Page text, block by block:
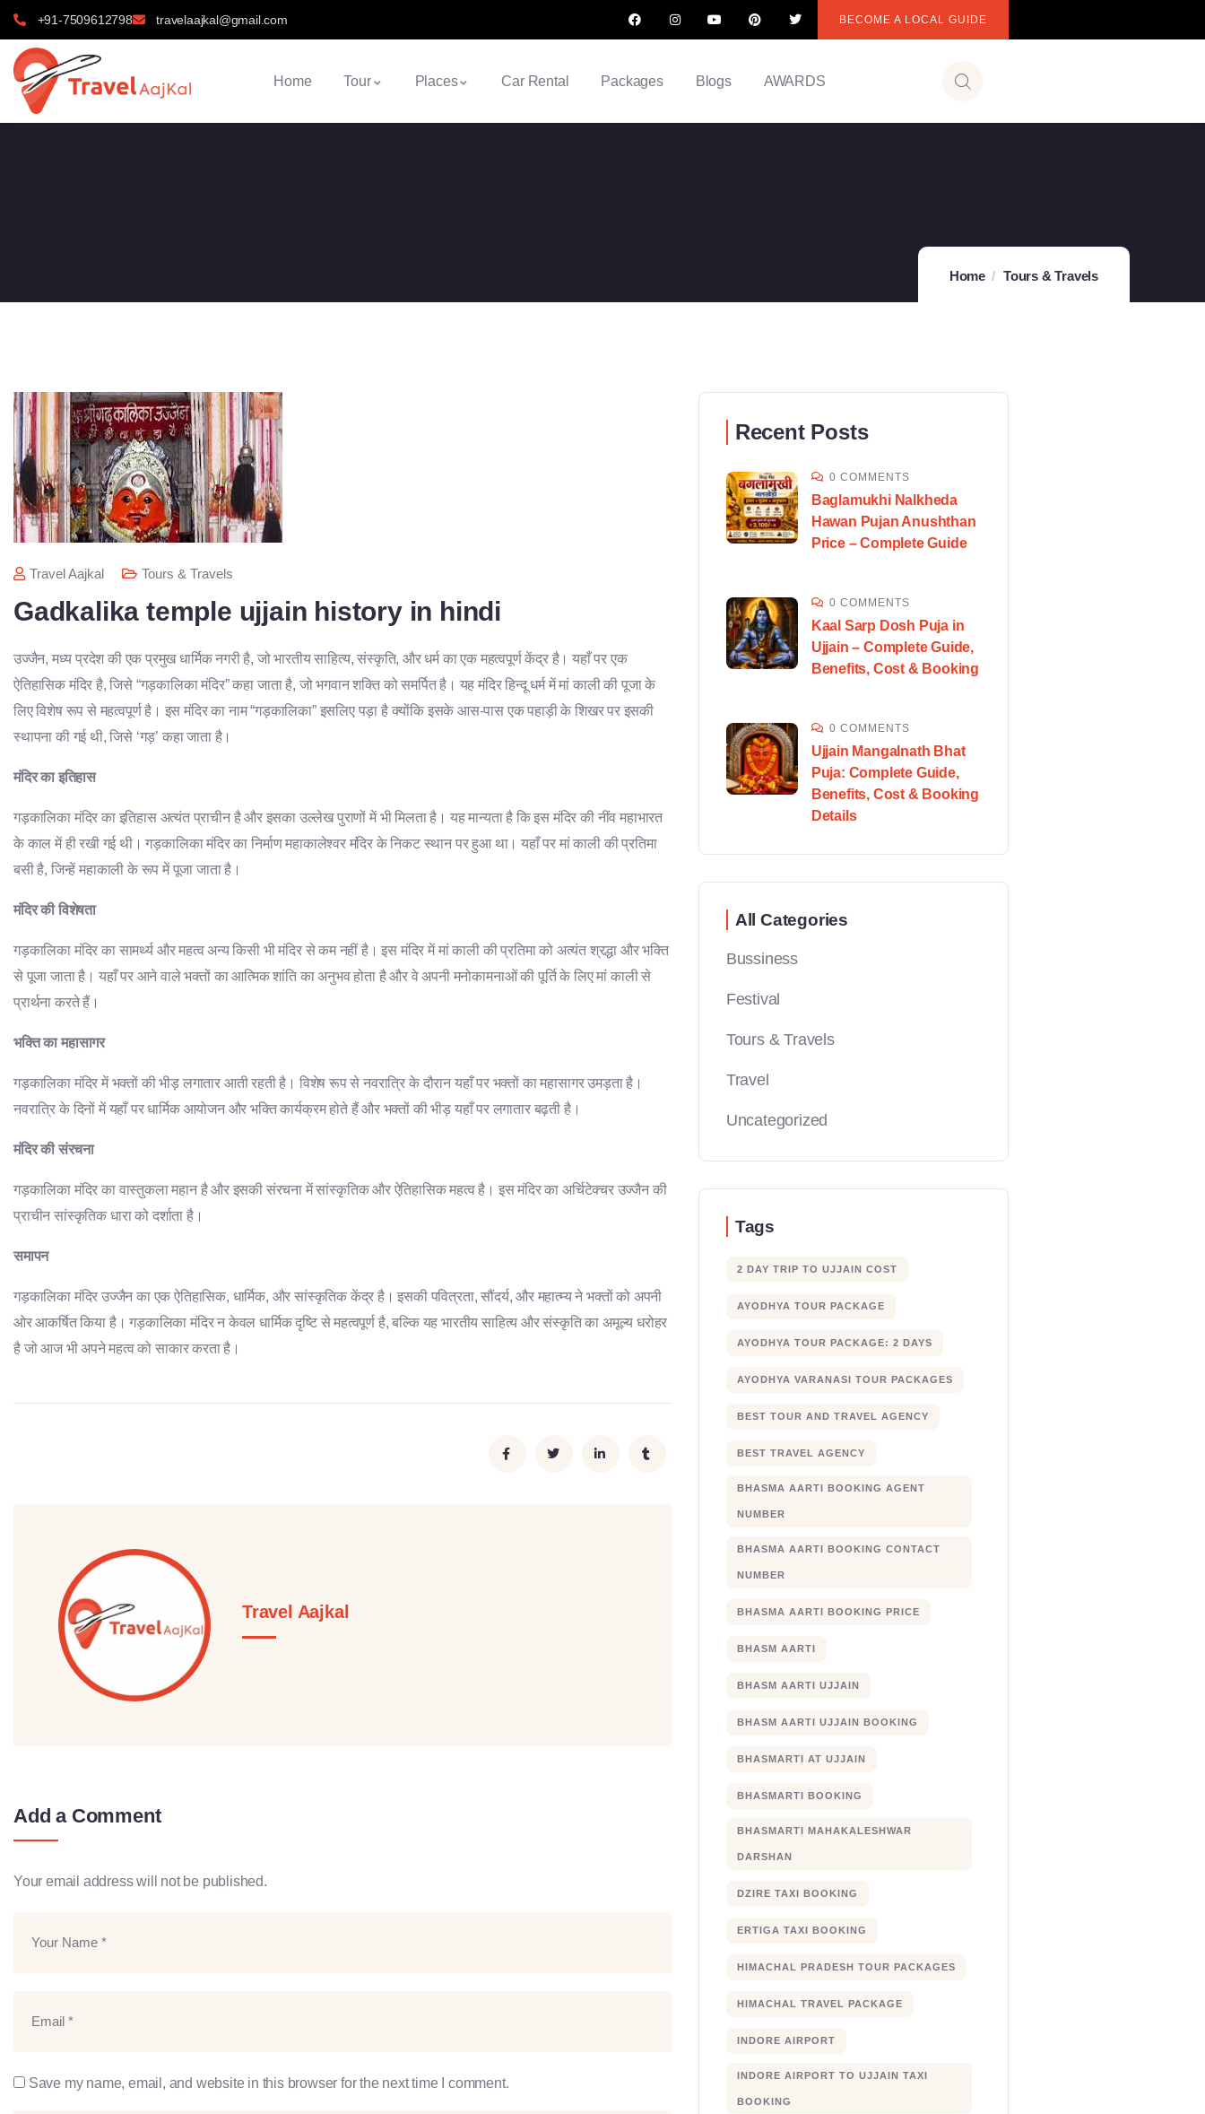
+91-7509612798 travelaajkal@gmail.com BECOME A LOCAL GUIDE
Home Tour Places Car Rental Packages Blogs AWARDS
Home Tours & Travels
Travel Aajkal Tours & Travels
Gadkalika temple ujjain history in hindi
उज्जैन, मध्य प्रदेश की एक प्रमुख धार्मिक नगरी है, जो भारतीय साहित्य, संस्कृति, और धर्म का एक महत्वपूर्ण केंद्र है। यहाँ पर एक
ऐतिहासिक मंदिर है, जिसे “गड़कालिका मंदिर” कहा जाता है, जो भगवान शक्ति को समर्पित है। यह मंदिर हिन्दू धर्म में मां काली की पूजा के
लिए विशेष रूप से महत्वपूर्ण है। इस मंदिर का नाम “गड़कालिका” इसलिए पड़ा है क्योंकि इसके आस-पास एक पहाड़ी के शिखर पर इसकी
स्थापना की गई थी, जिसे ‘गड़’ कहा जाता है।
मंदिर का इतिहास
गड़कालिका मंदिर का इतिहास अत्यंत प्राचीन है और इसका उल्लेख पुराणों में भी मिलता है। यह मान्यता है कि इस मंदिर की नींव महाभारत
के काल में ही रखी गई थी। गड़कालिका मंदिर का निर्माण महाकालेश्वर मंदिर के निकट स्थान पर हुआ था। यहाँ पर मां काली की प्रतिमा
बसी है, जिन्हें महाकाली के रूप में पूजा जाता है।
मंदिर की विशेषता
गड़कालिका मंदिर का सामर्थ्य और महत्व अन्य किसी भी मंदिर से कम नहीं है। इस मंदिर में मां काली की प्रतिमा को अत्यंत श्रद्धा और भक्ति
से पूजा जाता है। यहाँ पर आने वाले भक्तों का आत्मिक शांति का अनुभव होता है और वे अपनी मनोकामनाओं की पूर्ति के लिए मां काली से
प्रार्थना करते हैं।
भक्ति का महासागर
गड़कालिका मंदिर में भक्तों की भीड़ लगातार आती रहती है। विशेष रूप से नवरात्रि के दौरान यहाँ पर भक्तों का महासागर उमड़ता है।
नवरात्रि के दिनों में यहाँ पर धार्मिक आयोजन और भक्ति कार्यक्रम होते हैं और भक्तों की भीड़ यहाँ पर लगातार बढ़ती है।
मंदिर की संरचना
गड़कालिका मंदिर का वास्तुकला महान है और इसकी संरचना में सांस्कृतिक और ऐतिहासिक महत्व है। इस मंदिर का अर्चिटेक्चर उज्जैन की
प्राचीन सांस्कृतिक धारा को दर्शाता है।
समापन
गड़कालिका मंदिर उज्जैन का एक ऐतिहासिक, धार्मिक, और सांस्कृतिक केंद्र है। इसकी पवित्रता, सौंदर्य, और महात्म्य ने भक्तों को अपनी
ओर आकर्षित किया है। गड़कालिका मंदिर न केवल धार्मिक दृष्टि से महत्वपूर्ण है, बल्कि यह भारतीय साहित्य और संस्कृति का अमूल्य धरोहर
है जो आज भी अपने महत्व को साकार करता है।
Travel Aajkal
Add a Comment
Your email address will not be published.
Save my name, email, and website in this browser for the next time I comment.
Recent Posts
0 COMMENTS
Baglamukhi Nalkheda
Hawan Pujan Anushthan
Price – Complete Guide
0 COMMENTS
Kaal Sarp Dosh Puja in
Ujjain – Complete Guide,
Benefits, Cost & Booking
0 COMMENTS
Ujjain Mangalnath Bhat
Puja: Complete Guide,
Benefits, Cost & Booking
Details
All Categories
Bussiness
Festival
Tours & Travels
Travel
Uncategorized
Tags
2 DAY TRIP TO UJJAIN COST
AYODHYA TOUR PACKAGE
AYODHYA TOUR PACKAGE: 2 DAYS
AYODHYA VARANASI TOUR PACKAGES
BEST TOUR AND TRAVEL AGENCY
BEST TRAVEL AGENCY
BHASMA AARTI BOOKING AGENT
NUMBER
BHASMA AARTI BOOKING CONTACT
NUMBER
BHASMA AARTI BOOKING PRICE
BHASM AARTI
BHASM AARTI UJJAIN
BHASM AARTI UJJAIN BOOKING
BHASMARTI AT UJJAIN
BHASMARTI BOOKING
BHASMARTI MAHAKALESHWAR
DARSHAN
DZIRE TAXI BOOKING
ERTIGA TAXI BOOKING
HIMACHAL PRADESH TOUR PACKAGES
HIMACHAL TRAVEL PACKAGE
INDORE AIRPORT
INDORE AIRPORT TO UJJAIN TAXI
BOOKING